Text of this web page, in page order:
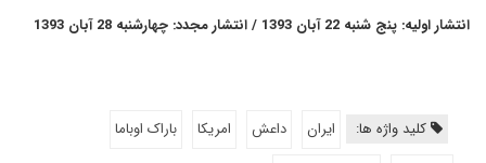
انتشار اولیه: پنج شنبه 22 آبان 1393 / انتشار مجدد: چهارشنبه 28 آبان 1393
کلید واژه ها: ايران داعش امريكا
باراک اوباما